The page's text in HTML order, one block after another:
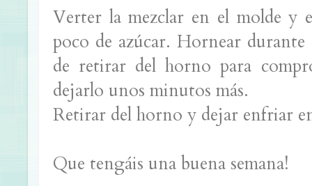
Verter la mezclar en el molde y
poco de azúcar. Hornear
de retirar del horno para
dejarlo unos minutos más.
Retirar del horno y dejar enfriar
Que tengáis una buena semana!